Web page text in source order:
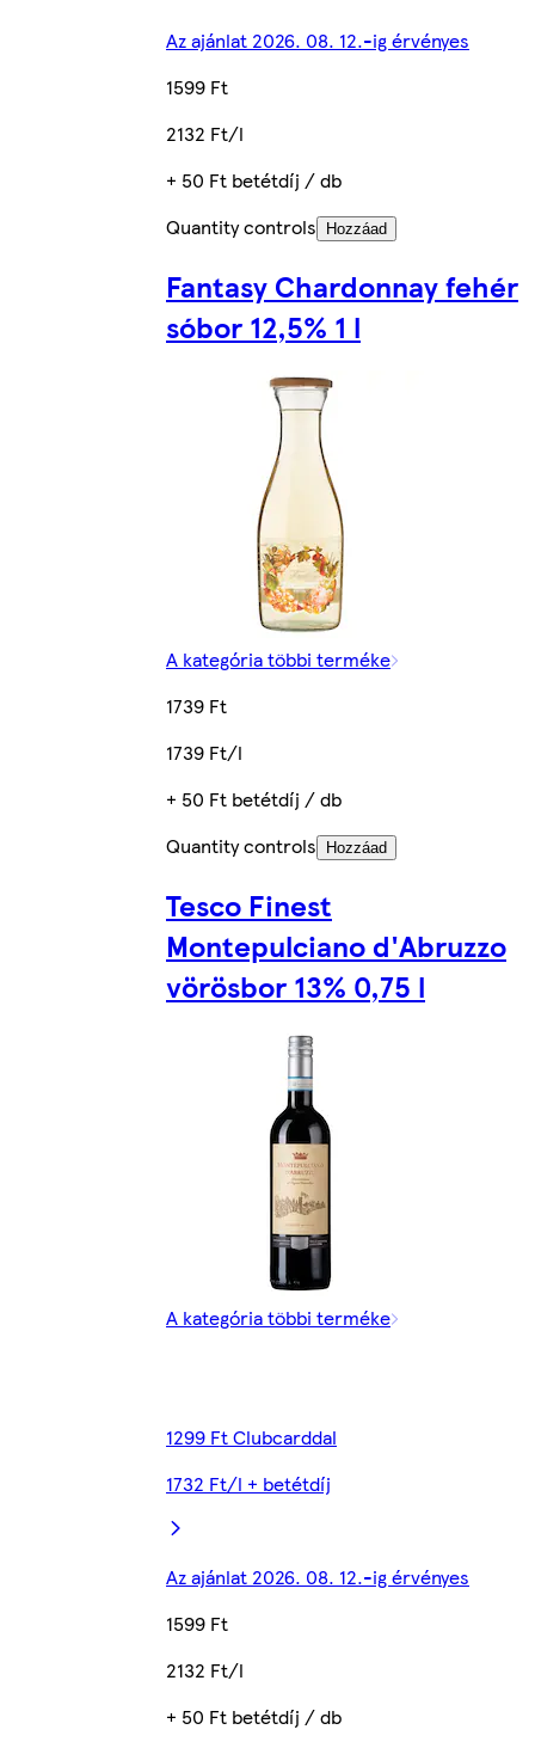
Az ajánlat 2026. 08. 12.-ig érvényes
1599 Ft
2132 Ft/l
+ 50 Ft betétdíj / db
Quantity controls
Hozzáad
Fantasy Chardonnay fehér
sóbor 12,5% 1 l
A kategória többi terméke
1739 Ft
1739 Ft/l
+ 50 Ft betétdíj / db
Quantity controls
Hozzáad
Tesco Finest
Montepulciano d'Abruzzo
vörösbor 13% 0,75 l
A kategória többi terméke
1299 Ft Clubcarddal
1732 Ft/l + betétdíj
Az ajánlat 2026. 08. 12.-ig érvényes
1599 Ft
2132 Ft/l
+ 50 Ft betétdíj / db